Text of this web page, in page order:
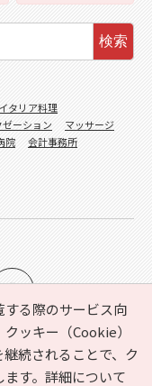
する際のサービス向
ッキー（Cookie）
続されることで、ク
す。詳細について
入り
ヘルプ
検索
イタリア料理
ゼーション
マッサージ
院
会計事務所